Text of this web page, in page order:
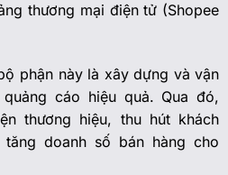
thương mại điện tử (Shopee
phận này là xây dựng và vận
cáo hiệu quả. Qua đó,
thương hiệu, thu hút khách
doanh số bán hàng cho